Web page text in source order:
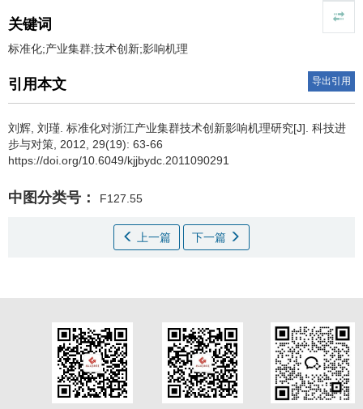
关键词
标准化;产业集群;技术创新;影响机理
引用本文 导出引用
刘辉 刘瑾 标准化对浙江产业集群技术创新影响机理研究[J]. 科技进
步与对策, 2012, 29(19): 63-66
https://doi.org/10.6049/kjjbydc.2011090291
中图分类号： F127.55
上一篇 下一篇